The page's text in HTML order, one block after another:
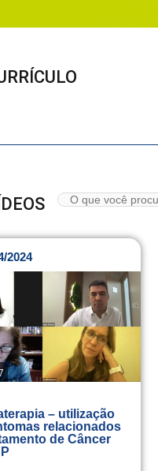
2024
– utilização
relacionados
de Câncer